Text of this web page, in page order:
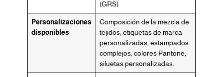
(GRS)
Personalizaciones
disponibles
Composición de la mezcla de
tejidos, etiquetas de marca
personalizadas, estampados
complejos, colores Pantone,
siluetas personalizadas.